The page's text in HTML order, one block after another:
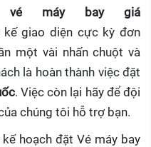
vé máy bay giá
kế giao diện cực kỳ đơn
một vài nhấn chuột và
là hoàn thành việc đặt
. Việc còn lại hãy để đội
chúng tôi hỗ trợ bạn.
hoạch đặt Vé máy bay